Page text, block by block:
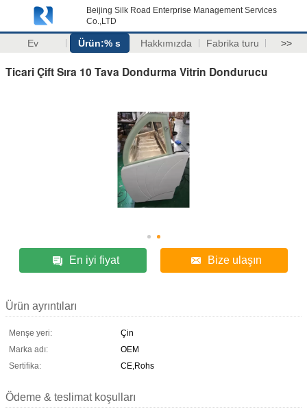
Beijing Silk Road Enterprise Management Services
Co.,LTD
Ev Ürün:% s Hakkımızda Fabrika turu >>
Ticari Çift Sıra 10 Tava Dondurma Vitrin Dondurucu
En iyi fiyat Bize ulaşın
Ürün ayrıntıları
Menşe yeri:
Çin
Marka adı:
OEM
Sertifika:
CE,Rohs
Ödeme & teslimat koşulları